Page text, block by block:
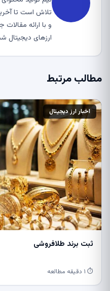
تلاش است تا
و با ارائه
ارزهای دیجیتال
مطالب مرتبط
اخبار ارز دیجیتال
ثبت برند طلافروشی
⏱ ۱ دقیقه مطالعه